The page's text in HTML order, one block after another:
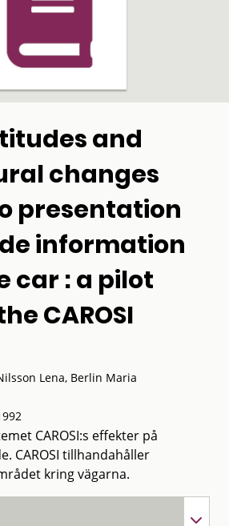
and
changes
presentation
information
car : a pilot
CAROSI
Lena, Berlin Maria
CAROSI:s effekter på
CAROSI tillhandahåller
kring vägarna.